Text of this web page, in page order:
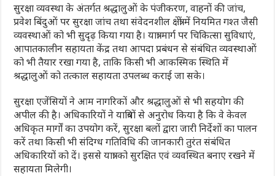
सुरक्षा व्यवस्था के अंतर्गत श्रद्धालुओं के पंजीकरण, वाहनों की जांच,
प्रवेश बिंदुओं पर सुरक्षा जांच तथा संवेदनशील क्षेत्रों में नियमित गश्त जैसी
व्यवस्थाओं को भी सुदृढ़ किया गया है। यात्रा मार्ग पर चिकित्सा सुविधाएं,
आपातकालीन सहायता केंद्र तथा आपदा प्रबंधन से संबंधित व्यवस्थाओं
को भी तैयार रखा गया है, ताकि किसी भी आकस्मिक स्थिति में
श्रद्धालुओं को तत्काल सहायता उपलब्ध कराई जा सके।
सुरक्षा एजेंसियों ने आम नागरिकों और श्रद्धालुओं से भी सहयोग की
अपील की है। अधिकारियों ने यात्रियों से अनुरोध किया है कि वे केवल
अधिकृत मार्गों का उपयोग करें, सुरक्षा बलों द्वारा जारी निर्देशों का पालन
करें तथा किसी भी संदिग्ध गतिविधि की जानकारी तुरंत संबंधित
अधिकारियों को दें। इससे यात्रा को सुरक्षित एवं व्यवस्थित बनाए रखने में
सहायता मिलेगी।